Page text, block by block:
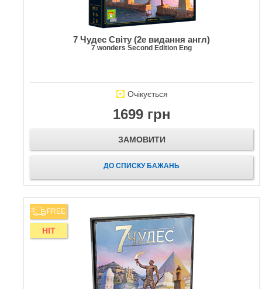
7 Чудес Світу (2е видання англ)
7 wonders Second Edition Eng
Очікується
1699 грн
ЗАМОВИТИ
ДО СПИСКУ БАЖАНЬ
FREE
HIT